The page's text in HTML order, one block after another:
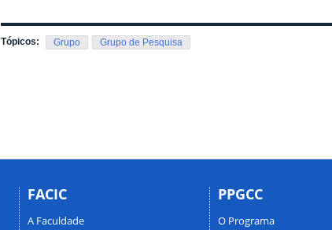
Tópicos: Grupo Grupo de Pesquisa
FACIC
A Faculdade
PPGCC
O Programa